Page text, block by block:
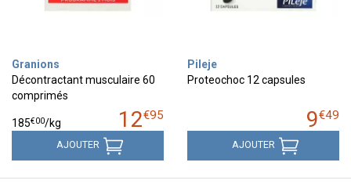
Granions
Décontractant musculaire 60
comprimés
12€95
185€00/kg
AJOUTER
Pileje
Proteochoc 12 capsules
9€49
AJOUTER